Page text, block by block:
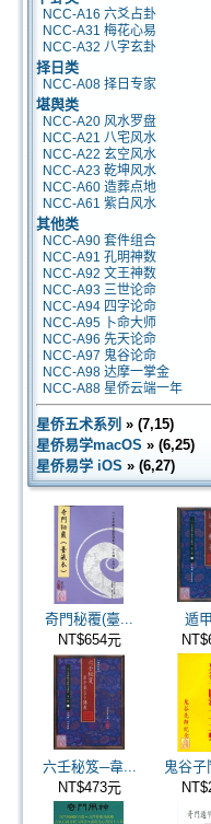
NCC-A16 六爻占卦
NCC-A31 梅花心易
NCC-A32 八字玄卦
择日类
NCC-A08 择日专家
堪舆类
NCC-A20 风水罗盘
NCC-A21 八宅风水
NCC-A22 玄空风水
NCC-A23 乾坤风水
NCC-A60 造葬点地
NCC-A61 紫白风水
其他类
NCC-A90 套件组合
NCC-A91 孔明神数
NCC-A92 文王神数
NCC-A93 三世论命
NCC-A94 四字论命
NCC-A95 卜命大师
NCC-A96 先天论命
NCC-A97 鬼谷论命
NCC-A98 达摩一掌金
NCC-A88 星侨云端一年
星侨五术系列 » (7,15)
星侨易学macOS » (6,25)
星侨易学 iOS » (6,27)
奇門秘覆(臺...
NT$654元
遁
六壬秘笈─韋...
NT$473元
鬼谷